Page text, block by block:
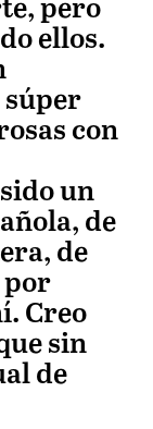
pero
ellos.
súper
con
un
de
de
por
Creo
sin
de